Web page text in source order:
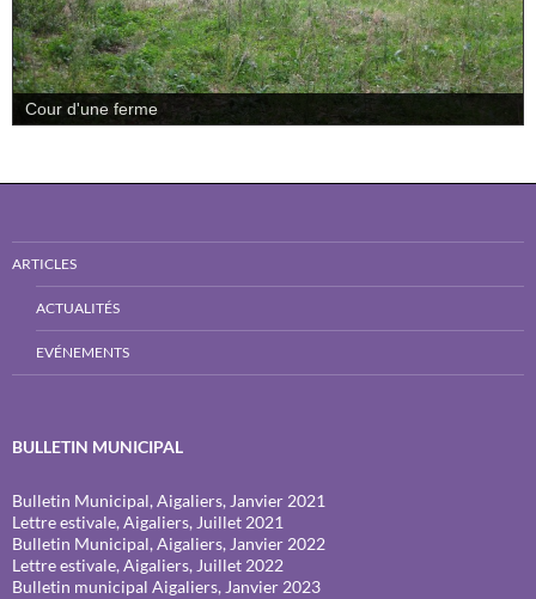
Cour d'une ferme
ARTICLES
ACTUALITÉS
EVÉNEMENTS
BULLETIN MUNICIPAL
Bulletin Municipal, Aigaliers, Janvier 2021
Lettre estivale, Aigaliers, Juillet 2021
Bulletin Municipal, Aigaliers, Janvier 2022
Lettre estivale, Aigaliers, Juillet 2022
Bulletin municipal Aigaliers, Janvier 2023